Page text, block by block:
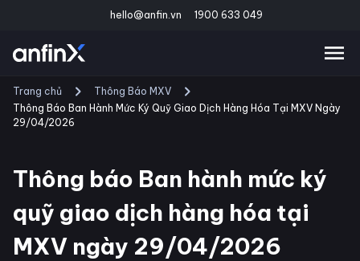
hello@anfin.vn 1900 633 049
Trang chủ
Thông Báo MXV
Thông Báo Ban Hành Mức Ký Quỹ Giao Dịch Hàng Hóa Tại MXV Ngày
29/04/2026
Thông báo Ban hành mức ký
quỹ giao dịch hàng hóa tại
MXV ngày 29/04/2026